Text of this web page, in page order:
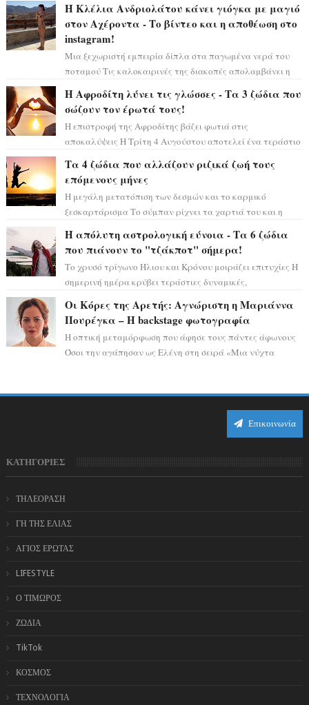
Η Κλέλια Ανδριολάτου κάνει γιόγκα με μαγιό
στον Αχέροντα - Το βίντεο και η αποθέωση στο
instagram!
Μια ξεχωριστή εμπειρία δίπλα στα παγωμένα νερά του
ποταμού Τις καλοκαιρινές της διακοπές απολαμβάνει η
Η Αφροδίτη λύνει τις γλώσσες - Τα 3 ζώδια που
σώζουν τον έρωτά τους!
Η επιστροφή της Αφροδίτης βάζει φωτιά στις
αποκαλύψεις Η Τρίτη 4 Αυγούστου αποτελεί ένα τεράστιο
Τα 4 ζώδια που αλλάζουν ριζικά ζωή τους
επόμενους μήνες
Η μεγάλη μετατόπιση των δεσμών και το καρμικό
ξεσκαρτάρισμα Το σύμπαν ρίχνει τα χαρτιά του και η
Η απόλυτη αστρολογική εύνοια - Τα 6 ζώδια
που πιάνουν το "τζάκποτ" σήμερα!
Το χρυσό τρίγωνο Ήλιου και Κρόνου μοιράζει επιτυχίες Η
σημερινή ημέρα κρύβει τεράστιες δυναμικές,
Οι Κόρες της Αρετής: Αγνώριστη η Μαριάννα
Πουρέγκα – H backstage φωτογραφία
Η οπτική μεταμόρφωση που άφησε τους πάντες άφωνους
Όσοι την αγάπησαν ως Ελένη στη σειρά «Μια νύχτα
Επικοινωνία
ΚΑΤΗΓΟΡΙΕΣ
ΤΗΛΕΟΡΑΣΗ
ΓΗ ΤΗΣ ΕΛΙΑΣ
ΑΓΙΟΣ ΕΡΩΤΑΣ
LIFESTYLE
Ο ΤΙΜΩΡΟΣ
ΖΩΔΙΑ
TikTok
ΚΟΣΜΟΣ
ΤΕΧΝΟΛΟΓΙΑ